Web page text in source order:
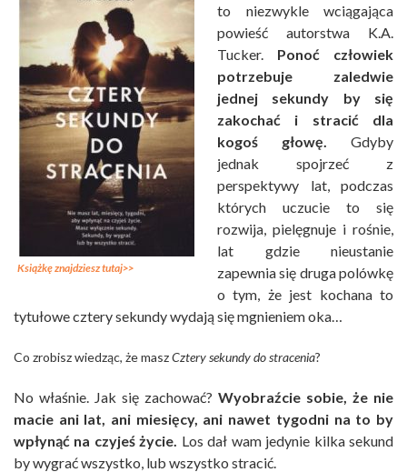
Książkę znajdziesz tutaj>>
to niezwykle wciągająca
powieść autorstwa K.A.
Tucker. Ponoć człowiek
potrzebuje zaledwie
jednej sekundy by się
zakochać i stracić dla
kogoś głowę. Gdyby
jednak spojrzeć z
perspektywy lat, podczas
których uczucie to się
rozwija, pielęgnuje i rośnie,
lat gdzie nieustanie
zapewnia się druga polówkę
o tym, że jest kochana to
tytułowe cztery sekundy wydają się mgnieniem oka…
Co zrobisz wiedząc, że maszCztery sekundy do stracenia?
No właśnie. Jak się zachować? Wyobraźcie sobie, że nie
macie ani lat, ani miesięcy, ani nawet tygodni na to by
wpłynąć na czyjeś życie. Los dał wam jedynie kilka sekund
by wygrać wszystko, lub wszystko stracić.